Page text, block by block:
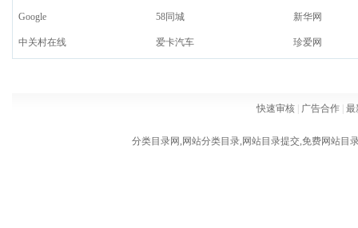
Google 58同城 新华网
中关村在线 爱卡汽车 珍爱网
快速审核| 广告合作| 最
分类目录网,网站分类目录,网站目录提交,免费网站目